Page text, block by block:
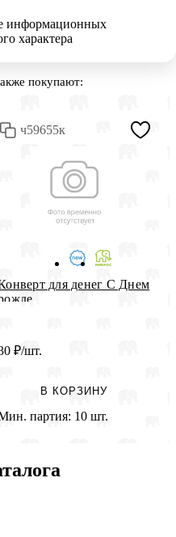
информационных
характера
покупают:
ч59655к
для денег С Днем
₽/шт.
В КОРЗИНУ
партия: 10 шт.